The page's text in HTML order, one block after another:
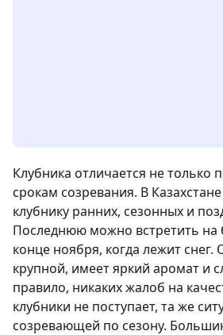
Клубника отличается не только
срокам созревания. В
клубнику ранних, сезонных и
Последнюю можно встретить на
конце ноября, когда лежит снег.
крупной, имеет яркий аромат и
правило, никаких жалоб на
клубники не поступает, та же
созревающей по сезону.